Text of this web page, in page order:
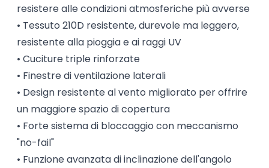
resistere alle condizioni atmosferiche più avverse
• Tessuto 210D resistente, durevole ma leggero,
resistente alla pioggia e ai raggi UV
• Cuciture triple rinforzate
• Finestre di ventilazione laterali
• Design resistente al vento migliorato per offrire
un maggiore spazio di copertura
• Forte sistema di bloccaggio con meccanismo
"no-fail"
• Funzione avanzata di inclinazione dell'angolo